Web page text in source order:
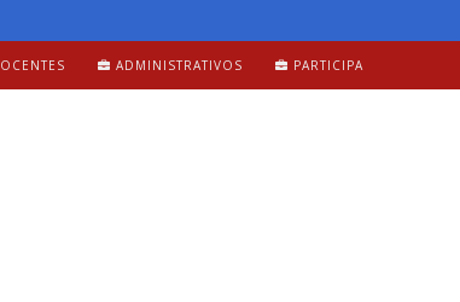
ADMINISTRATIVOS PARTICIPA